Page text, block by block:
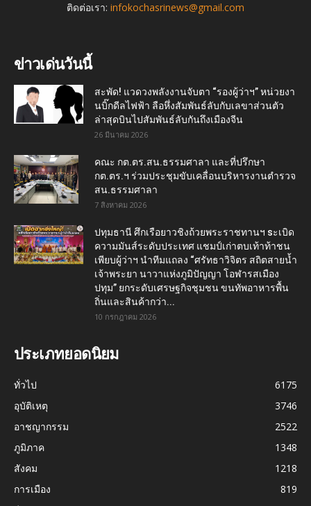
ติดต่อเรา: infokochasrinews@gmail.com
ข่าวเด่นวันนี้
สะพัด! แวดวงพลังงานจับตา “รองผู้ว่าฯ” หน่วยงา
นบิ๊กดีลไฟฟ้า ลือหึ่งสัมพันธ์ลับกับเลขาส่วนตัว
ล่าสุดบินไปสัมพันธ์ลับกันถึงเมืองจีน
26 มีนาคม 2026
คณะ กต.ตร.สน.ธรรมศาลา และที่ปรึกษา
กต.ตร.ฯ ร่วมประชุมขับเคลื่อนบริหารงานตำรวจ
สน.ธรรมศาลา
7 สิงหาคม 2026
ปทุมธานี ศึกเรือยาวชิงถ้วยพระราชทานฯ sะเบิด
ความมันส์ระดับประเทศ แชมป์เก่าตบเท้าท้าชน
เพียบผู้ว่าฯ นำทีมแถลง “ศรัทธาวิจิตร สถิตสายน้ำ
เจ้าพระยา นาวาแห่งภูมิปัญญา โอฬารสเมือง
ปทุม” ยกระดับเศรษฐกิจชุมชน ขนทัพอาหารพื้น
ถิ่นและสินค้ากว่า...
10 กรกฎาคม 2026
ประเภทยอดนิยม
ทั่วไป
6175
อุบัติเหตุ
3746
อาชญากรรม
2522
ภูมิภาค
1348
สังคม
1218
การเมือง
819